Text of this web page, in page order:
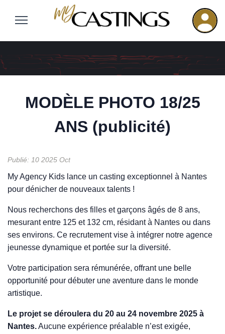
MODÈLE PHOTO 18/25
ANS (publicité)
Publié: 10 2025 Oct
My Agency Kids lance un casting exceptionnel à Nantes
pour dénicher de nouveaux talents !
Nous recherchons des filles et garçons âgés de 8 ans,
mesurant entre 125 et 132 cm, résidant à Nantes ou dans
ses environs. Ce recrutement vise à intégrer notre agence
jeunesse dynamique et portée sur la diversité.
Votre participation sera rémunérée, offrant une belle
opportunité pour débuter une aventure dans le monde
artistique.
Le projet se déroulera du 20 au 24 novembre 2025 à
Nantes.Aucune expérience préalable n’est exigée,